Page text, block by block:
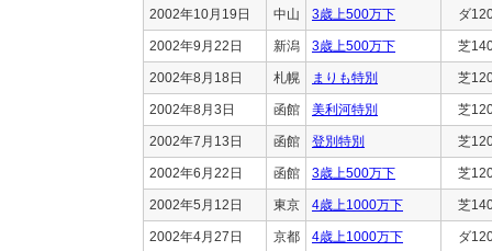
2002年10月19日 中山 3歳上500万下 ダ
2002年9月22日 新潟 3歳上500万下 芝
2002年8月18日 札幌 まりも特別 芝
2002年8月3日 函館 美利河特別 芝
2002年7月13日 函館 登別特別 芝
2002年6月22日 函館 3歳上500万下 芝
2002年5月12日 東京 4歳上1000万下 芝
2002年4月27日 京都 4歳上1000万下 ダ